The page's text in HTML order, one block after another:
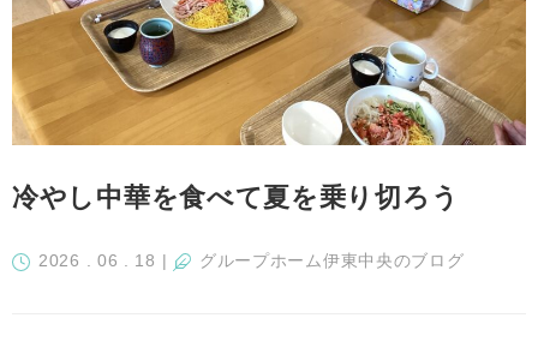
冷やし中華を食べて夏を乗り切ろう
2026 . 06 . 18 | グループホーム伊東中央のブログ